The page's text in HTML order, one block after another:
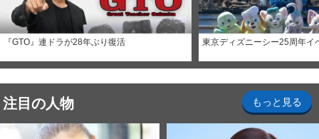
『GTO』連ドラが28年ぶり復活 東京ディズニーシー25周年イ
注目の人物 もっと見る